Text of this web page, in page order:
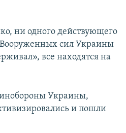
ни одного действующего
Вооруженных сил Украины
все находятся на
Украины,
и пошли